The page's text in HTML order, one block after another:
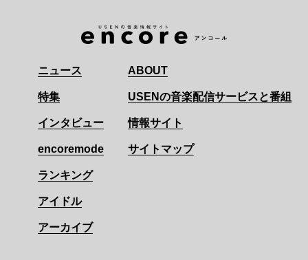
ニュース
特集
インタビュー
encoremode
ランキング
アイドル
アーカイブ
ABOUT
USENの音楽配信サービスと番組
情報サイト
サイトマップ